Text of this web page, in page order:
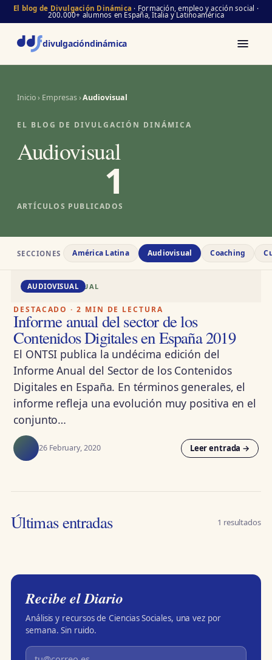
El blog de Divulgación Dinámica · Formación, empleo y acción social ·
200.000+ alumnos en España, Italia y Latinoamérica
divulgacióndinámica
Inicio› Empresas›Audiovisual
EL BLOG DE DIVULGACIÓN DINÁMICA
Audiovisual
1
ARTÍCULOS PUBLICADOS
SECCIONES América Latina Audiovisual Coaching
DD · AUDIOVISUAL
AUDIOVISUAL
DESTACADO · 2 MIN DE LECTURA
Informe anual del sector de los
Contenidos Digitales en España 2019
El ONTSI publica la undécima edición del
Informe Anual del Sector de los Contenidos
Digitales en España. En términos generales, el
informe refleja una evolución muy positiva en el
conjunto…
26 February, 2020 Leer entrada →
Últimas entradas 1 resultados
Recibe el Diario
Análisis y recursos de Ciencias Sociales, una vez por
semana. Sin ruido.